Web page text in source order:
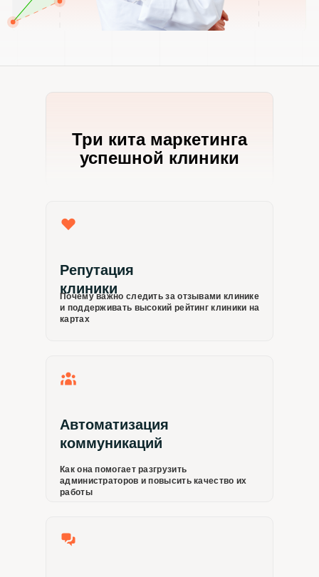
Три кита маркетинга
успешной клиники
Репутация
клиники
Почему важно следить за отзывами клинике
и поддерживать высокий рейтинг клиники на
картах
Автоматизация
коммуникаций
Как она помогает разгрузить
администраторов и повысить качество их
работы